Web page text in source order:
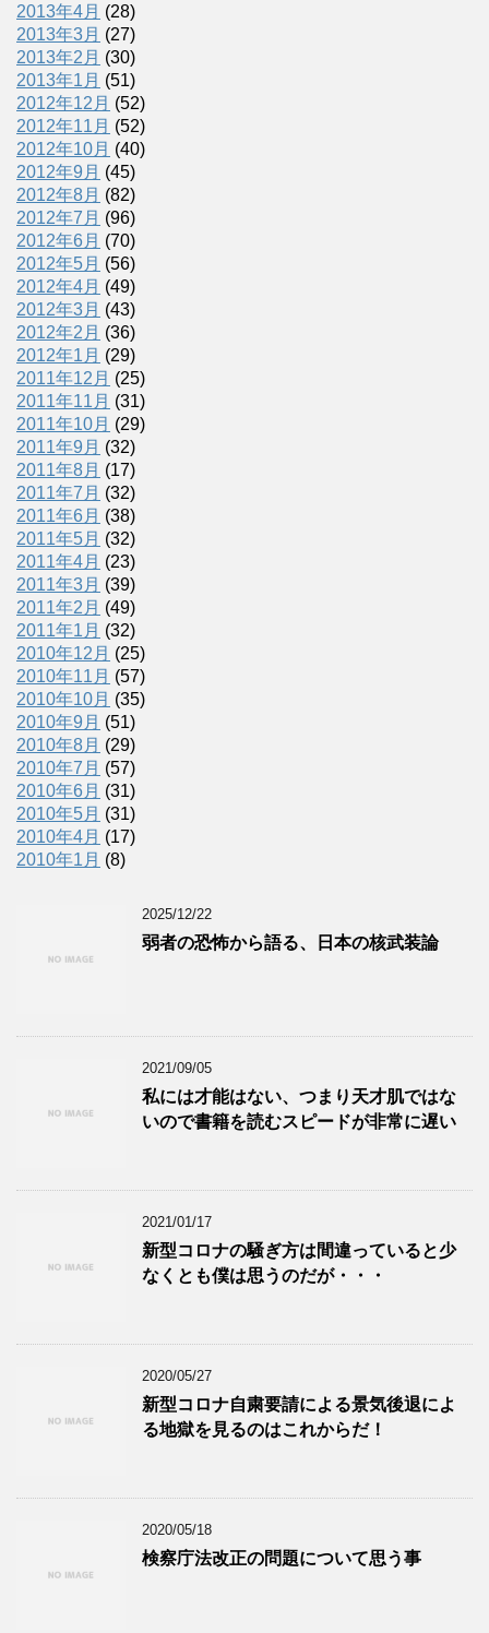
2013年4月 (28)
2013年3月 (27)
2013年2月 (30)
2013年1月 (51)
2012年12月 (52)
2012年11月 (52)
2012年10月 (40)
2012年9月 (45)
2012年8月 (82)
2012年7月 (96)
2012年6月 (70)
2012年5月 (56)
2012年4月 (49)
2012年3月 (43)
2012年2月 (36)
2012年1月 (29)
2011年12月 (25)
2011年11月 (31)
2011年10月 (29)
2011年9月 (32)
2011年8月 (17)
2011年7月 (32)
2011年6月 (38)
2011年5月 (32)
2011年4月 (23)
2011年3月 (39)
2011年2月 (49)
2011年1月 (32)
2010年12月 (25)
2010年11月 (57)
2010年10月 (35)
2010年9月 (51)
2010年8月 (29)
2010年7月 (57)
2010年6月 (31)
2010年5月 (31)
2010年4月 (17)
2010年1月 (8)
2025/12/22
弱者の恐怖から語る、日本の核武装論
2021/09/05
私には才能はない、つまり天才肌ではな
いので書籍を読むスピードが非常に遅い
2021/01/17
新型コロナの騒ぎ方は間違っていると少
なくとも僕は思うのだが・・・
2020/05/27
新型コロナ自粛要請による景気後退によ
る地獄を見るのはこれからだ！
2020/05/18
検察庁法改正の問題について思う事